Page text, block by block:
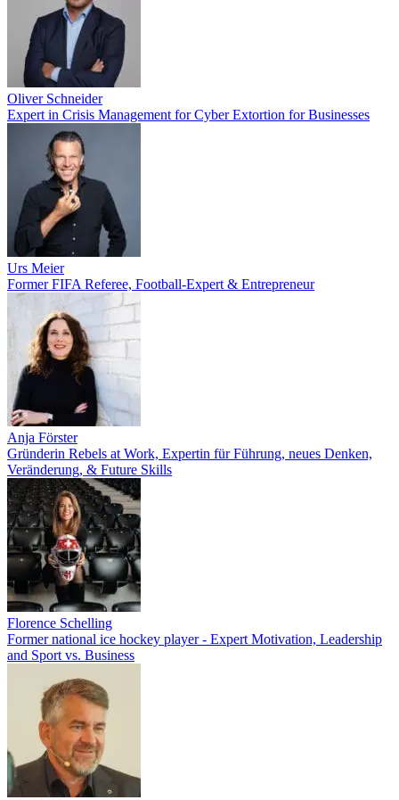
Oliver Schneider
Expert in Crisis Management for Cyber Extortion for Businesses
Urs Meier
Former FIFA Referee, Football-Expert & Entrepreneur
Anja Förster
Gründerin Rebels at Work, Expertin für Führung, neues Denken,
Veränderung, & Future Skills
Florence Schelling
Former national ice hockey player - Expert Motivation, Leadership
and Sport vs. Business